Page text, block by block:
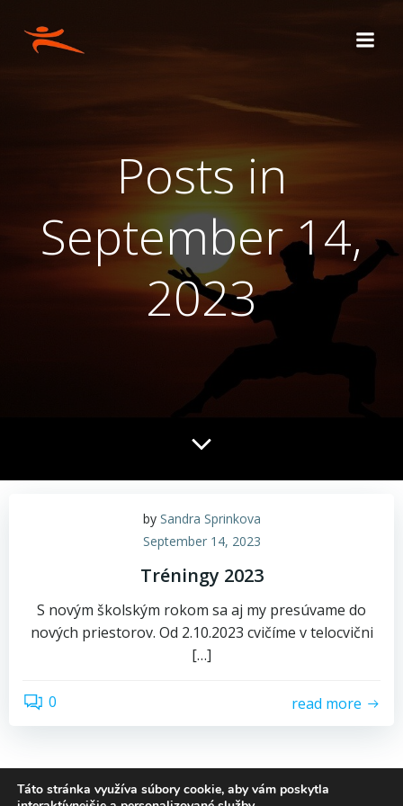
content
Posts in
September 14,
2023
by Sandra Sprinkova
September 14, 2023
Tréningy 2023
S novým školským rokom sa aj my presúvame do
nových priestorov. Od 2.10.2023 cvičíme v telocvični
[…]
0 read more
Táto stránka využíva súbory cookie, aby vám poskytla